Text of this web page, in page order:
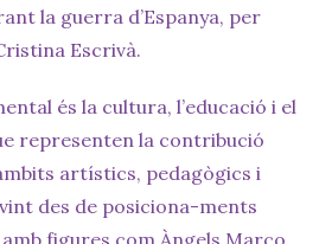
la guerra d’Espanya, per
Escrivà.
és la cultura, l’educació i el
representen la contribució
artístics, pedagògics i
des de posiciona-ments
figures com Àngels Marco,